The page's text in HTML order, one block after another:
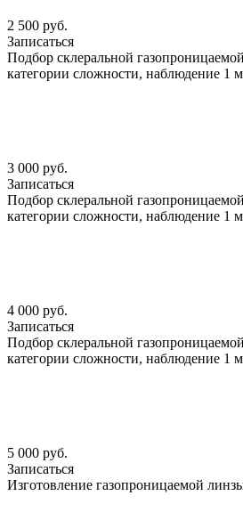
2 500 руб.
Записаться
Подбор склеральной
категории сложности, наблюдение 1
3 000 руб.
Записаться
Подбор склеральной
категории сложности, наблюдение 1
4 000 руб.
Записаться
Подбор склеральной
категории сложности, наблюдение 1
5 000 руб.
Записаться
Изготовление газопроницаемой